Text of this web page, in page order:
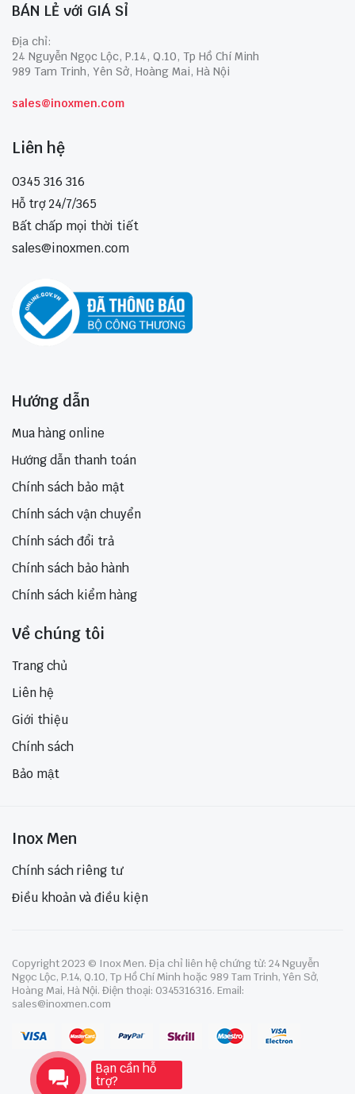
BÁN LẺ với GIÁ SỈ
Địa chỉ:
24 Nguyễn Ngọc Lộc, P.14, Q.10, Tp Hồ Chí Minh
989 Tam Trinh, Yên Sở, Hoàng Mai, Hà Nội
sales@inoxmen.com
Liên hệ
0345 316 316
Hỗ trợ 24/7/365
Bất chấp mọi thời tiết
sales@inoxmen.com
Hướng dẫn
Mua hàng online
Hướng dẫn thanh toán
Chính sách bảo mật
Chính sách vận chuyển
Chính sách đổi trả
Chính sách bảo hành
Chính sách kiểm hàng
Về chúng tôi
Trang chủ
Liên hệ
Giới thiệu
Chính sách
Bảo mật
Inox Men
Chính sách riêng tư
Điều khoản và điều kiện
Copyright 2023 © Inox Men. Địa chỉ liên hệ chứng từ: 24 Nguyễn
Ngọc Lộc, P.14, Q.10, Tp Hồ Chí Minh hoặc 989 Tam Trinh, Yên Sở,
Hoàng Mai, Hà Nội. Điện thoại: 0345316316. Email:
sales@inoxmen.com
Bạn cần hỗ
trợ?